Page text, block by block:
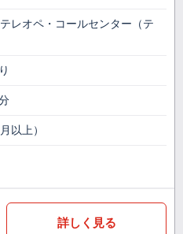
レオペ・コールセンター（テ
以上）
詳しく見る